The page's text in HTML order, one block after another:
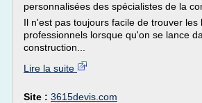
personnalisées des spécialistes de la
Il n'est pas toujours facile de trouver les
professionnels lorsque qu'on se lance
construction...
Lire la suite
Site : 3615devis.com